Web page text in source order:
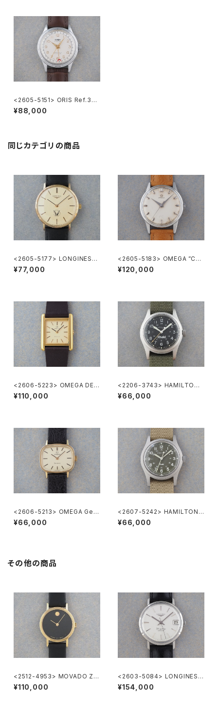
<2605-5151> ORIS Ref.302
-7285B ”POINTER DATE"
¥88,000
同じカテゴリの商品
<2605-5177> LONGINES
”大正製薬”
¥77,000
<2605-5183> OMEGA ”Cal.
285"
¥120,000
<2606-5223> OMEGA DE V
ILLE
¥110,000
<2206-3743> HAMILTON
Khaki
¥66,000
<2606-5213> OMEGA Gen
eve
¥66,000
<2607-5242> HAMILTON
Khaki Nature
¥66,000
その他の商品
<2512-4953> MOVADO ZE
NITH "Museum Watch"
¥110,000
<2603-5084> LONGINES F
lagShip Cal.345
¥154,000